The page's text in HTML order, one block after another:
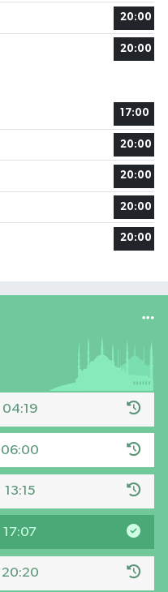
20:00
20:00
17:00
20:00
20:00
20:00
20:00
04:19
06:00
13:15
17:07
20:20